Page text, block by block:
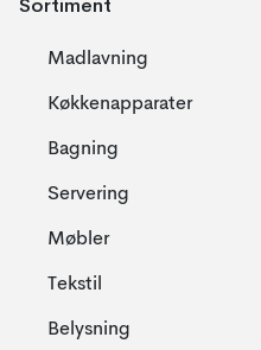
Madlavning
Køkkenapparater
Bagning
Servering
Møbler
Tekstil
Belysning